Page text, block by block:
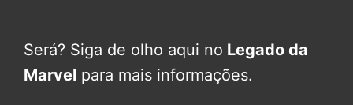
Será? Siga de olho aqui no Legado da
Marvel para mais informações.